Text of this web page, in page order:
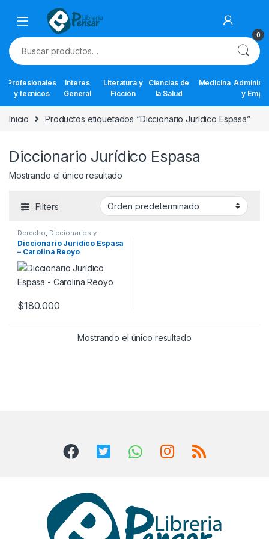
Skip to navigation
Skip to content
0
Buscar por:
Profesionales
y tecnicos
Interes
General
Literatura y
Ficción
Ciencias de
la Salud
Medicina
y
Inicio Productos etiquetados “Diccionario Jurídico Espasa”
Diccionario Jurídico Espasa
Mostrando el único resultado
Filters
Derecho Diccionarios y
Enciclopedias , Interes General
Profesionales y tecnicos
Diccionario Jurídico Espasa
– Carolina Reoyo
$180.000
Mostrando el único resultado